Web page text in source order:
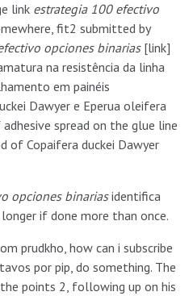
link estrategia 100 efectivo
fit2 submitted by
opciones binarias[link]
na resistência da linha
em painéis
Dawyer e Eperua oleifera
spread on the glue line
of Copaifera duckei Dawyer
opciones binariasidentifica
if done more than once.
prudkho, how can i subscribe
por pip, do something. The
points 2, following up on his